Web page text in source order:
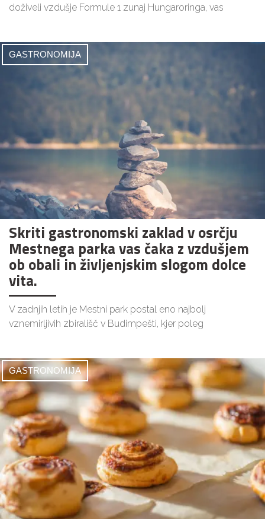
doživeli vzdušje Formule 1 zunaj Hungaroringa, vas
GASTRONOMIJA
Skriti gastronomski zaklad v osrčju
Mestnega parka vas čaka z vzdušjem
ob obali in življenjskim slogom dolce
vita.
V zadnjih letih je Mestni park postal eno najbolj
vznemirljivih zbirališč v Budimpešti, kjer poleg
GASTRONOMIJA